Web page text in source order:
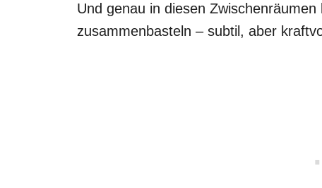
Und genau in diesen
zusammenbasteln – subtil, aber